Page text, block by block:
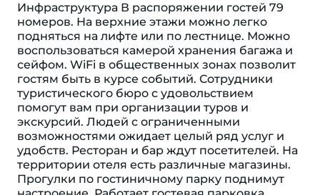
Инфраструктура В распоряжении гостей 79
номеров. На верхние этажи можно легко
подняться на лифте или по лестнице. Можно
воспользоваться камерой хранения багажа и
сейфом. WiFi в общественных зонах позволит
гостям быть в курсе событий. Сотрудники
туристического бюро с удовольствием
помогут вам при организации туров и
экскурсий. Людей с ограниченными
возможностями ожидает целый ряд услуг и
удобств. Ресторан и бар ждут посетителей. На
территории отеля есть различные магазины.
Прогулки по гостиничному парку поднимут